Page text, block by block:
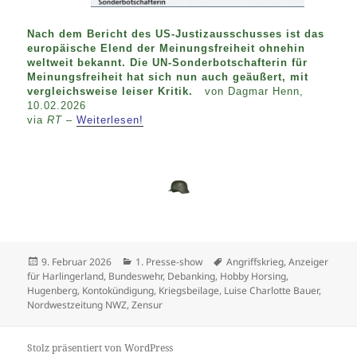
Nach dem Bericht des US-Justizausschusses ist das
europäische Elend der Meinungsfreiheit ohnehin
weltweit bekannt. Die UN-Sonderbotschafterin für
Meinungsfreiheit hat sich nun auch geäußert, mit
vergleichsweise leiser Kritik.von Dagmar Henn,
10.02.2026
viaRT –Weiterlesen!
Veröffentlicht
am
9. Februar 2026 Kategorien
1. Presse-show Schlagwörter
Angriffskrieg,Anzeiger
für Harlingerland, Bundeswehr, Debanking, Hobby Horsing,
Hugenberg, Kontokündigung, Kriegsbeilage, Luise Charlotte Bauer,
Nordwestzeitung NWZ,Zensur
Stolz präsentiert von WordPress